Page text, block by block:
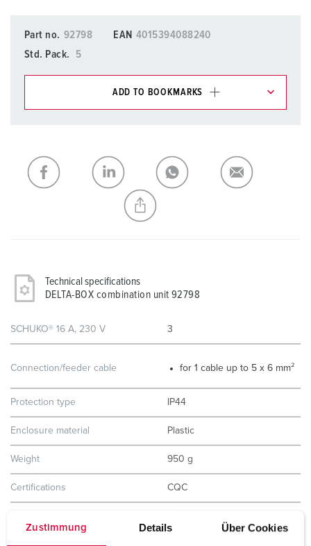
Zustimmung Details Über Cookies
Part no. 92798 EAN 4015394088240
Std. Pack.
5
ADD TO BOOKMARKS
My list ADD
CREATE A NEW LIST
Technical specifications
DELTA-BOX combination unit 92798
SCHUKO® 16 A, 230 V 3
Connection/feeder cable for 1 cable up to 5 x 6 mm²
Protection type IP44
Enclosure material Plastic
Weight 950 g
Certifications CQC